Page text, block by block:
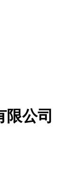
限公司